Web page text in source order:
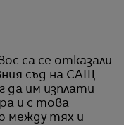
съд на САЩ
да им изплати
и с това
между тях и